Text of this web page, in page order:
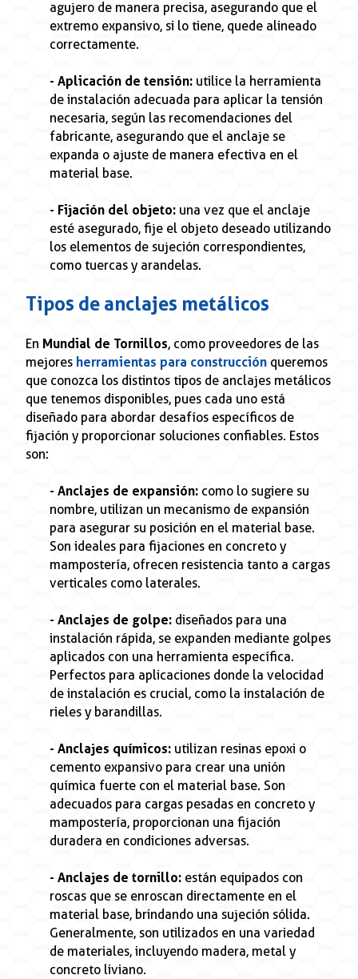
agujero de manera precisa, asegurando que el
extremo expansivo, si lo tiene, quede alineado
correctamente.
- Aplicación de tensión: utilice la herramienta
de instalación adecuada para aplicar la tensión
necesaria, según las recomendaciones del
fabricante, asegurando que el anclaje se
expanda o ajuste de manera efectiva en el
material base.
- Fijación del objeto: una vez que el anclaje
esté asegurado, fije el objeto deseado utilizando
los elementos de sujeción correspondientes,
como tuercas y arandelas.
Tipos de anclajes metálicos
En Mundial de Tornillos, como proveedores de las
mejores herramientas para construcción queremos
que conozca los distintos tipos de anclajes metálicos
que tenemos disponibles, pues cada uno está
diseñado para abordar desafíos específicos de
fijación y proporcionar soluciones confiables. Estos
son:
- Anclajes de expansión: como lo sugiere su
nombre, utilizan un mecanismo de expansión
para asegurar su posición en el material base.
Son ideales para fijaciones en concreto y
mampostería, ofrecen resistencia tanto a cargas
verticales como laterales.
- Anclajes de golpe: diseñados para una
instalación rápida, se expanden mediante golpes
aplicados con una herramienta específica.
Perfectos para aplicaciones donde la velocidad
de instalación es crucial, como la instalación de
rieles y barandillas.
- Anclajes químicos: utilizan resinas epoxi o
cemento expansivo para crear una unión
química fuerte con el material base. Son
adecuados para cargas pesadas en concreto y
mampostería, proporcionan una fijación
duradera en condiciones adversas.
- Anclajes de tornillo: están equipados con
roscas que se enroscan directamente en el
material base, brindando una sujeción sólida.
Generalmente, son utilizados en una variedad
de materiales, incluyendo madera, metal y
concreto liviano.